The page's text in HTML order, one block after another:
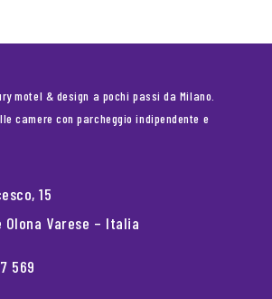
motel & design a pochi passi da Milano.
camere con parcheggio indipendente e
15
Olona Varese – Italia
569